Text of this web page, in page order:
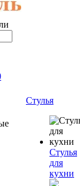
Стулья
Стулья
для
кухни